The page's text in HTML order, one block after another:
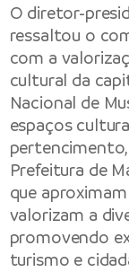
O diretor-
ressaltou o
com a
cultural da
Nacional de
espaços
Prefeitura de
que
valorizam a
promovendo
turismo e